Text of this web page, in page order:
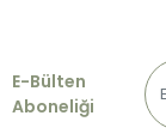
E-Bülten
Aboneliği